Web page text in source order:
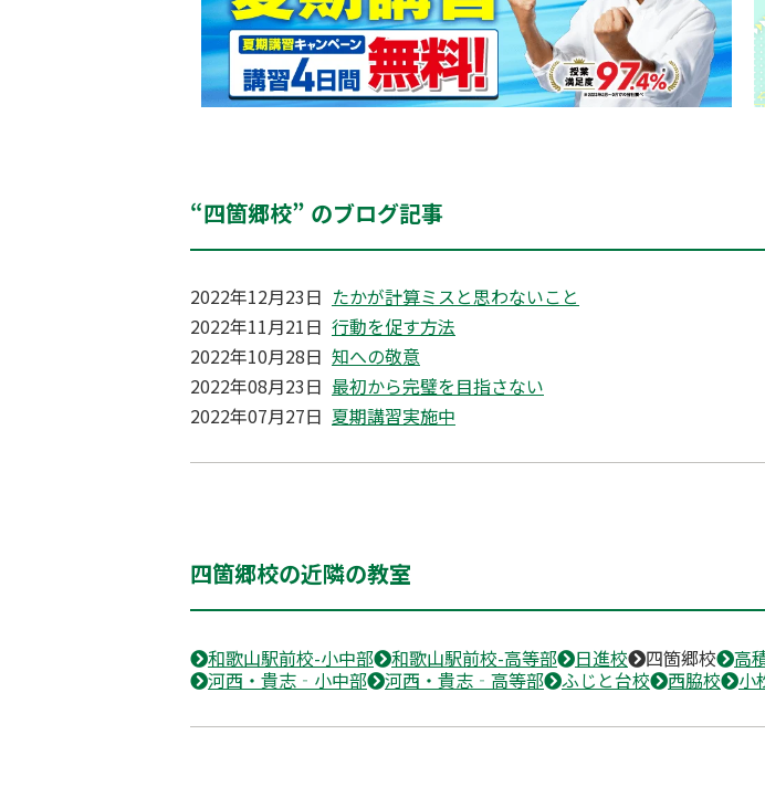
“四箇郷校” のブログ記事
2022年12月23日 たかが計算ミスと思わないこと
2022年11月21日 行動を促す方法
2022年10月28日 知への敬意
2022年08月23日 最初から完璧を目指さない
2022年07月27日 夏期講習実施中
四箇郷校の近隣の教室
和歌山駅前校-小中部 和歌山駅前校-高等部 日進校 四箇郷校 高
河西・貴志‐小中部
河西・貴志‐高等部 ふじと台校 西脇校 小